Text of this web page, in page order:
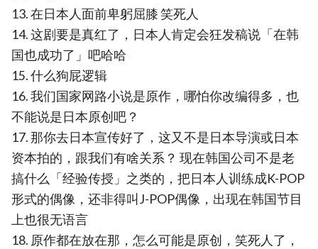
13. 在日本人面前卑躬屈膝 笑死人
14. 这剧要是真红了，日本人肯定会狂发稿说「在韩
国也成功了」吧哈哈
15. 什么狗屁逻辑
16. 我们国家网路小说是原作，哪怕你改编得多，也
不能说是日本原创吧？
17. 那你去日本宣传好了，这又不是日本导演或日本
资本拍的，跟我们有啥关系？ 现在韩国公司不是老
搞什么「经验传授」之类的，把日本人训练成K-POP
形式的偶像，还非得叫J-POP偶像，出现在韩国节目
上也很无语言
18. 原作都在放在那，怎么可能是原创，笑死人了，